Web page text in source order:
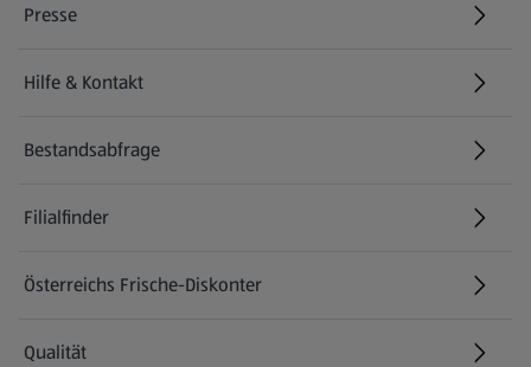
Presse
Hilfe & Kontakt
(öffnet in einem neuen Tab)
Bestandsabfrage
(öffnet in einem neuen Tab)
Filialfinder
Österreichs Frische-Diskonter
Qualität